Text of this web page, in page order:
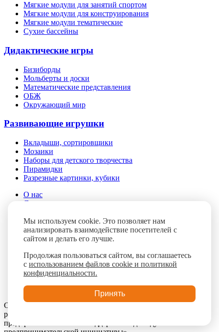
Мягкие модули для занятий спортом
Мягкие модули для конструирования
Мягкие модули тематические
Сухие бассейны
Дидактические игры
Бизиборды
Мольберты и доски
Математические представления
ОБЖ
Окружающий мир
Развивающие игрушки
Вкладыши, сортировщики
Мозаики
Наборы для детского творчества
Пирамидки
Разрезные картинки, кубики
О нас
Доставка и оплата
Контакты
Блог
Сайт разработан при поддержке ГАУ КО «Мой бизнес» в
рамках реализации национального проекта «Малое и среднее
предпринимательство и поддержка индивидуальной
Мы используем cookie. Это позволяет нам
анализировать взаимодействие посетителей с
сайтом и делать его лучше.
Продолжая пользоваться сайтом, вы соглашаетесь
с использованием файлов cookie и политикой
конфиденциальности.
Принять